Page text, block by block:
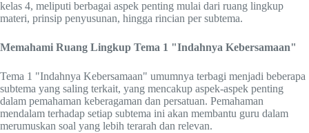
kelas 4, meliputi berbagai aspek penting mulai dari ruang lingkup
materi, prinsip penyusunan, hingga rincian per subtema.
Memahami Ruang Lingkup Tema 1 "Indahnya Kebersamaan"
Tema 1 "Indahnya Kebersamaan" umumnya terbagi menjadi beberapa
subtema yang saling terkait, yang mencakup aspek-aspek penting
dalam pemahaman keberagaman dan persatuan. Pemahaman
mendalam terhadap setiap subtema ini akan membantu guru dalam
merumuskan soal yang lebih terarah dan relevan.